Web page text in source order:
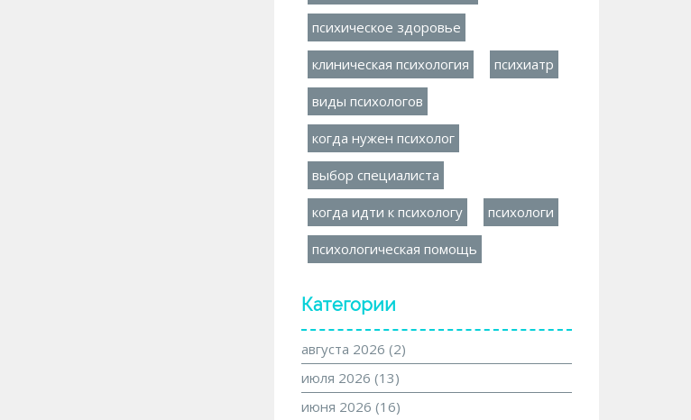
психическое здоровье
клиническая психология психиатр
виды психологов
когда нужен психолог
выбор специалиста
когда идти к психологу психологи
психологическая помощь
Категории
августа 2026 (2)
июля 2026 (13)
июня 2026 (16)